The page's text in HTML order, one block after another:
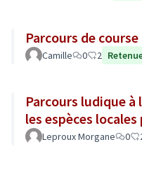
Parcours de
Camille 0 2
Parcours ludique
les espèces
Leproux Morgane 0